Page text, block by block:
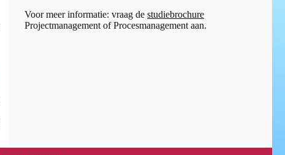
Voor meer informatie: vraag destudiebrochure
Projectmanagement of Procesmanagement aan.